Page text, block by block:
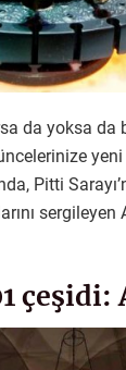
da yoksa
Pitti
çeşidi: